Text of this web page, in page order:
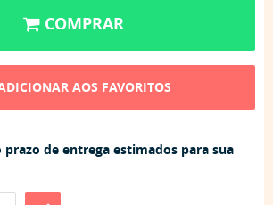
COMPRAR
AOS FAVORITOS
prazo de entrega estimados para sua